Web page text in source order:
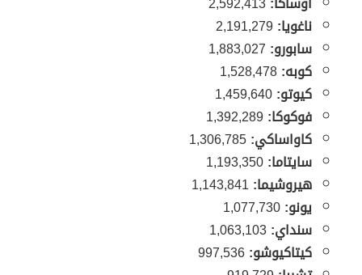
ناغويا:
سابورو:
كوبه:
كيوتو:1,459,640
فوكوكا:
كاواساكي:1,306,785
سايتاما:
هيروشيما:
يونو:
سنداي:
كيتاكيوشو: